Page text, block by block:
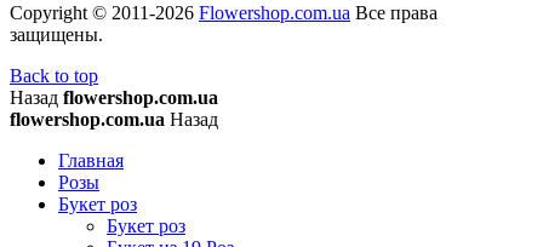
Copyright © 2011-2026 Flowershop.com.ua Все права
защищены.
Back to top
Назад flowershop.com.ua
flowershop.com.ua Назад
Главная
Розы
Букет роз
Букет роз